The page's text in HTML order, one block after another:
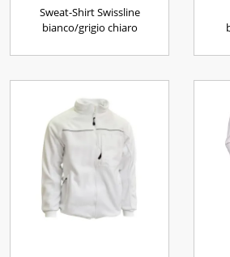
Sweat-Shirt Swissline
bianco/grigio chiaro